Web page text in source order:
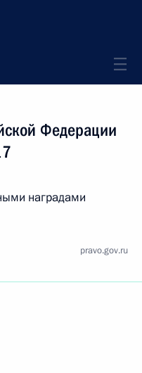
Федерации
наградами
pravo.gov.ru